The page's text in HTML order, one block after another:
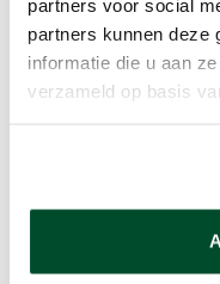
partners voor social
partners kunnen deze
informatie die u aan
verzameld op basis
meetpunt